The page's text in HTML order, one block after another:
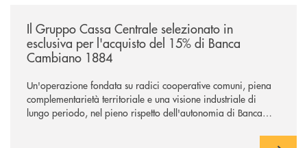
Il Gruppo Cassa Centrale selezionato in
esclusiva per l'acquisto del 15% di Banca
Cambiano 1884
Un'operazione fondata su radici cooperative comuni, piena
complementarietà territoriale e una visione industriale di
lungo periodo, nel pieno rispetto dell'autonomia di Banca
negoziazione esclusiva per la finalizzazione dell’operazione.